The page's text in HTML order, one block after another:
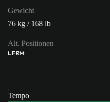
Gewicht
76 kg / 168 lb
Alt. Positionen
LFRM
Tempo